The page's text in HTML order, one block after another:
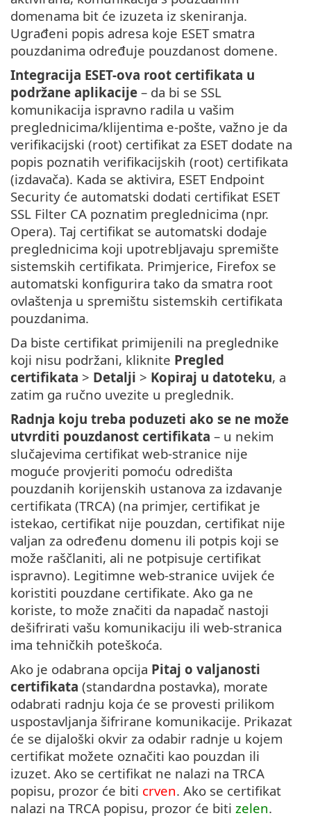
domenama bit će izuzeta iz skeniranja.
Ugrađeni popis adresa koje ESET smatra
pouzdanima određuje pouzdanost domene.
Integracija ESET-ova root certifikata u
podržane aplikacije – da bi se SSL
komunikacija ispravno radila u vašim
preglednicima/klijentima e-pošte, važno je da
verifikacijski (root) certifikat za ESET dodate na
popis poznatih verifikacijskih (root) certifikata
(izdavača). Kada se aktivira, ESET Endpoint
Security će automatski dodati certifikat ESET
SSL Filter CA poznatim preglednicima (npr.
Opera). Taj certifikat se automatski dodaje
preglednicima koji upotrebljavaju spremište
sistemskih certifikata. Primjerice, Firefox se
automatski konfigurira tako da smatra root
ovlaštenja u spremištu sistemskih certifikata
pouzdanima.
Da biste certifikat primijenili na preglednike
koji nisu podržani, kliknite Pregled
certifikata > Detalji > Kopiraj u datoteku, a
zatim ga ručno uvezite u preglednik.
Radnja koju treba poduzeti ako se ne može
utvrditi pouzdanost certifikata – u nekim
slučajevima certifikat web-stranice nije
moguće provjeriti pomoću odredišta
pouzdanih korijenskih ustanova za izdavanje
certifikata (TRCA) (na primjer, certifikat je
istekao, certifikat nije pouzdan, certifikat nije
valjan za određenu domenu ili potpis koji se
može raščlaniti, ali ne potpisuje certifikat
ispravno). Legitimne web-stranice uvijek će
koristiti pouzdane certifikate. Ako ga ne
koriste, to može značiti da napadač nastoji
dešifrirati vašu komunikaciju ili web-stranica
ima tehničkih poteškoća.
Ako je odabrana opcija Pitaj o valjanosti
certifikata (standardna postavka), morate
odabrati radnju koja će se provesti prilikom
uspostavljanja šifrirane komunikacije. Prikazat
će se dijaloški okvir za odabir radnje u kojem
certifikat možete označiti kao pouzdan ili
izuzet. Ako se certifikat ne nalazi na TRCA
popisu, prozor će biti crven. Ako se certifikat
nalazi na TRCA popisu, prozor će biti zelen.